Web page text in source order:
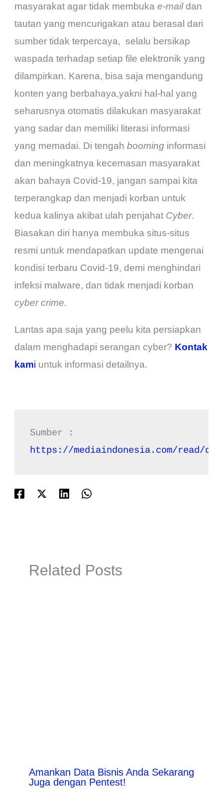
masyarakat agar tidak membukae-maildan
tautan yang mencurigakan atau berasal dari
sumber tidak terpercaya, selalu bersikap
waspada terhadap setiap file elektronik yang
dilampirkan. Karena, bisa saja mengandung
konten yang berbahaya,yakni hal-hal yang
seharusnya otomatis dilakukan masyarakat
yang sadar dan memiliki literasi informasi
yang memadai. Di tengahbooming informasi
dan meningkatnya kecemasan masyarakat
akan bahaya Covid-19, jangan sampai kita
terperangkap dan menjadi korban untuk
kedua kalinya akibat ulah penjahat Cyber.
Biasakan diri hanya membuka situs-situs
resmi untuk mendapatkan update mengenai
kondisi terbaru Covid-19, demi menghindari
infeksi malware, dan tidak menjadi korban
cyber crime.
Lantas apa saja yang peelu kita persiapkan
dalam menghadapi serangan cyber? Kontak
kami untuk informasi detailnya.
https://mediaindonesia.com/read/
Related Posts
Amankan Data Bisnis Anda Sekarang
Juga dengan Pentest!